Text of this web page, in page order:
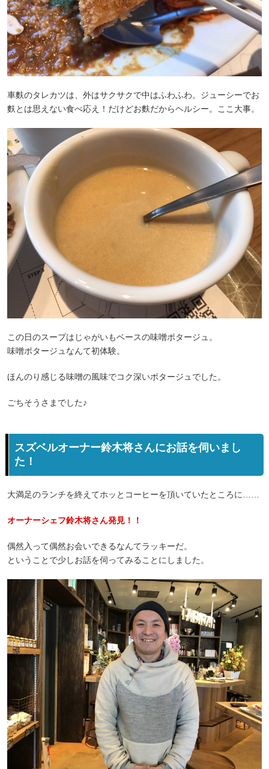
車麩のタレカツは、外はサクサクで中はふわふわ。ジューシーでお
麩とは思えない食べ応え！だけどお麩だからヘルシー。ここ大事。
この日のスープはじゃがいもベースの味噌ポタージュ。
味噌ポタージュなんて初体験。
ほんのり感じる味噌の風味でコク深いポタージュでした。
ごちそうさまでした♪
スズベルオーナー鈴木将さんにお話を伺いまし
た！
大満足のランチを終えてホッとコーヒーを頂いていたところに……
オーナーシェフ鈴木将さん発見！！
偶然入って偶然お会いできるなんてラッキーだ。
ということで少しお話を伺ってみることにしました。